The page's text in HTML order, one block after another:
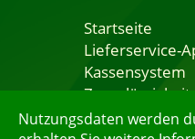
Nutzungsdaten werden
Startseite
Lieferservice-
Kassensystem
Zuverlässigkeit
Sicherheit